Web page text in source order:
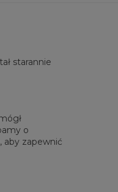
starannie
o
aby zapewnić